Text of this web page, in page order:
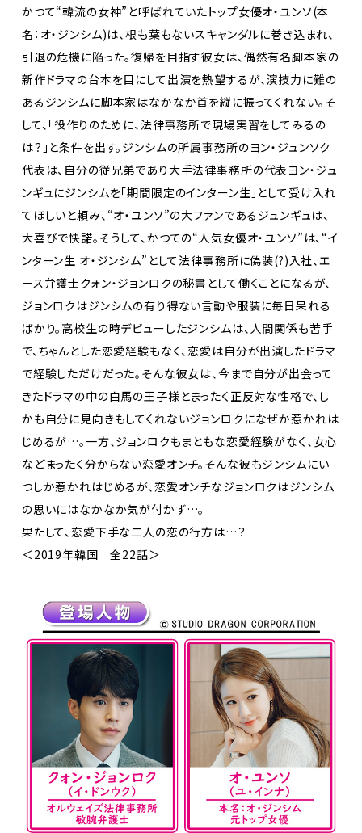
かつて“韓流の女神”と呼ばれていたトップ女優オ・ユンソ(本
名：オ・ジンシム)は、根も葉もないスキャンダルに巻き込まれ、
引退の危機に陥った。復帰を目指す彼女は、偶然有名脚本家の
新作ドラマの台本を目にして出演を熱望するが、演技力に難の
あるジンシムに脚本家はなかなか首を縦に振ってくれない。そ
して、「役作りのために、法律事務所で現場実習をしてみるの
は？」と条件を出す。ジンシムの所属事務所のヨン・ジュンソク
代表は、自分の従兄弟であり大手法律事務所の代表ヨン・ジュ
ンギュにジンシムを「期間限定のインターン生」として受け入れ
てほしいと頼み、“オ・ユンソ”の大ファンであるジュンギュは、
大喜びで快諾。そうして、かつての“人気女優オ・ユンソ”は、“イ
ンターン生 オ・ジンシム”として法律事務所に偽装(?)入社、エ
ース弁護士クォン・ジョンロクの秘書として働くことになるが、
ジョンロクはジンシムの有り得ない言動や服装に毎日呆れる
ばかり。高校生の時デビューしたジンシムは、人間関係も苦手
で、ちゃんとした恋愛経験もなく、恋愛は自分が出演したドラマ
で経験しただけだった。そんな彼女は、今まで自分が出会って
きたドラマの中の白馬の王子様とまったく正反対な性格で、し
かも自分に見向きもしてくれないジョンロクになぜか惹かれは
じめるが…。一方、ジョンロクもまともな恋愛経験がなく、女心
などまったく分からない恋愛オンチ。そんな彼もジンシムにい
つしか惹かれはじめるが、恋愛オンチなジョンロクはジンシム
の思いにはなかなか気が付かず…。
果たして、恋愛下手な二人の恋の行方は…？
＜2019年韓国 全22話＞